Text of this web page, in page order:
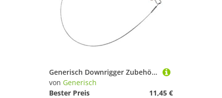
Generisch Downrigger Zubehör - Starke Spannung Antirutsch,Downrigger Schnur-Auslöser Zubehör,Für Forellenangeln Trolling Meeresangeln Süßwasser Salzwasser Angeln
von Generisch
Bester Preis
11,45 €